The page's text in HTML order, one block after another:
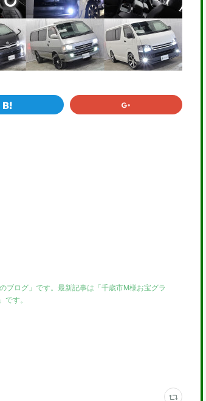
ブログ」です。最新記事は「千歳市M様お宝グラ
す。